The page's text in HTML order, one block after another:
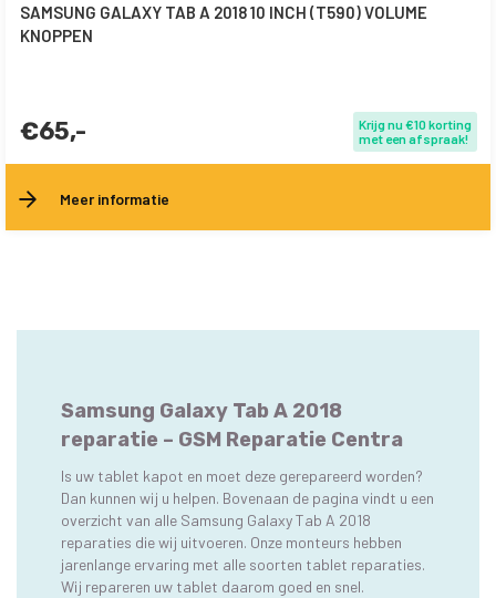
SAMSUNG GALAXY TAB A 2018 10 INCH (T590) VOLUME
KNOPPEN
€65,-
Krijg nu €10 korting
met een afspraak!
Meer informatie
Samsung Galaxy Tab A 2018
reparatie – GSM Reparatie Centra
Is uw tablet kapot en moet deze gerepareerd worden?
Dan kunnen wij u helpen. Bovenaan de pagina vindt u een
overzicht van alle Samsung Galaxy Tab A 2018
reparaties die wij uitvoeren. Onze monteurs hebben
jarenlange ervaring met alle soorten tablet reparaties.
Wij repareren uw tablet daarom goed en snel.